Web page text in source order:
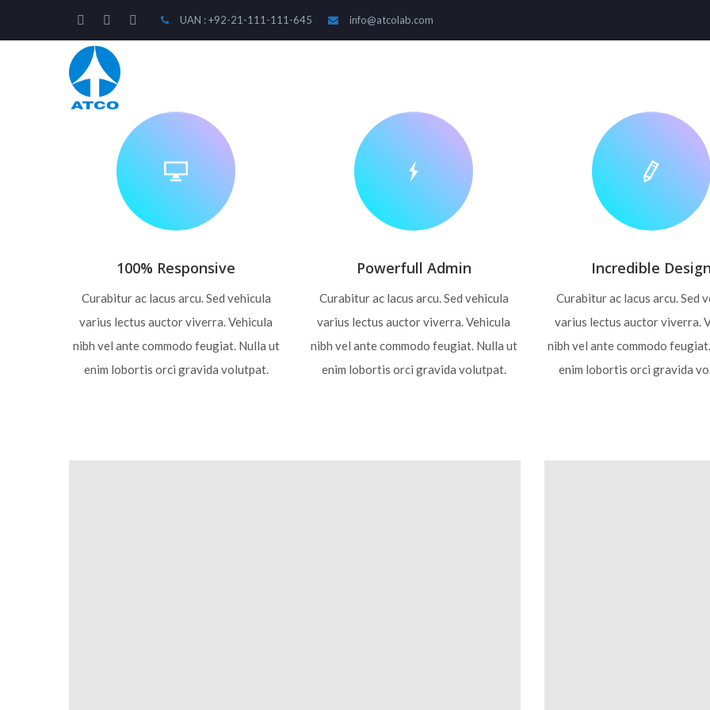
UAN : +92-21-111-111-645 info@atcolab.com
100% Responsive
Curabitur ac lacus arcu. Sed vehicula
varius lectus auctor viverra. Vehicula
nibh vel ante commodo feugiat. Nulla ut
enim lobortis orci gravida volutpat.
Powerfull Admin
Curabitur ac lacus arcu. Sed vehicula
varius lectus auctor viverra. Vehicula
nibh vel ante commodo feugiat. Nulla ut
enim lobortis orci gravida volutpat.
Incredible Design
Curabitur ac lacus arcu. Sed
varius lectus auctor viverra.
nibh vel ante commodo
enim lobortis orci gravida